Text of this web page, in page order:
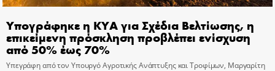
Υπογράφηκε η ΚΥΑ για Σχέδια Βελτίωσης, η
επικείμενη πρόσκληση προβλέπει ενίσχυση
από 50% έως 70%
Υπεγράφη από τον Υπουργό Αγροτικής Ανάπτυξης και Τροφίμων, Μαργαρίτη